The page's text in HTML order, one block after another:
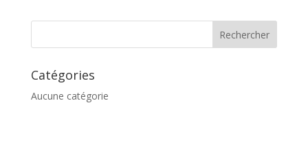
était :
est :
Catégories
Aucune catégorie